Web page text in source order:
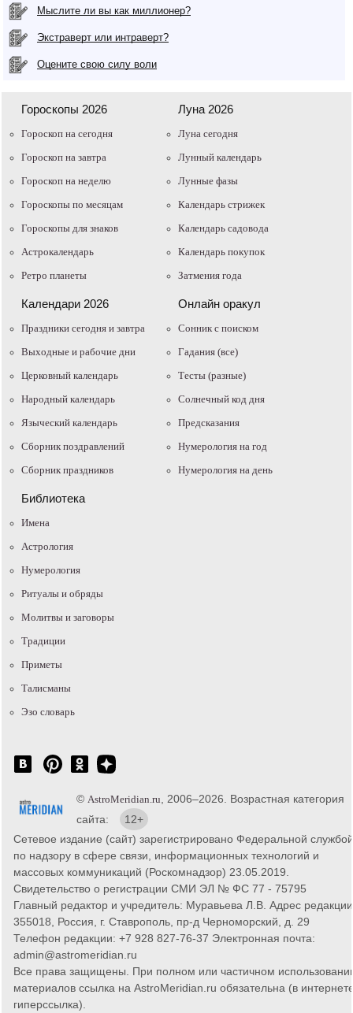
Мыслите ли вы как миллионер?
Экстраверт или интраверт?
Оцените свою силу воли
Гороскопы 2026
Гороскоп на сегодня
Гороскоп на завтра
Гороскоп на неделю
Гороскопы по месяцам
Гороскопы для знаков
Астрокалендарь
Ретро планеты
Луна 2026
Луна сегодня
Лунный календарь
Лунные фазы
Календарь стрижек
Календарь садовода
Календарь покупок
Затмения года
Календари 2026
Праздники сегодня и завтра
Выходные и рабочие дни
Церковный календарь
Народный календарь
Языческий календарь
Сборник поздравлений
Сборник праздников
Онлайн оракул
Cонник с поиском
Гадания (все)
Тесты (разные)
Солнечный код дня
Предсказания
Нумерология на год
Нумерология на день
Библиотека
Имена
Астрология
Нумерология
Ритуалы и обряды
Молитвы и заговоры
Традиции
Приметы
Талисманы
Эзо словарь
© AstroMeridian.ru , 2006–2026. Возрастная категория
сайта:
12+
Сетевое издание (сайт) зарегистрировано Федеральной службой
по надзору в сфере связи, информационных технологий и
массовых коммуникаций (Роскомнадзор) 23.05.2019.
Свидетельство о регистрации СМИ ЭЛ № ФС 77 - 75795
Главный редактор и учредитель: Муравьева Л.В. Адрес
355018, Россия, г. Ставрополь, пр-д Черноморский, д. 29
Телефон редакции: +7 928 827-76-37 Электронная почта:
admin@astromeridian.ru
Все права защищены. При полном или частичном
материалов ссылка на AstroMeridian.ru обязательна (в
гиперссылка).